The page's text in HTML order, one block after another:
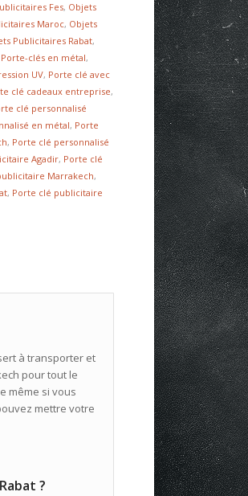
Fes, Objets
Maroc, Objets
Publicitaires Rabat,
Porte-clés en métal,
UV, Porte clé avec
clé cadeaux entreprise,
clé personnalisé
en métal, Porte
, Porte clé personnalisé
Agadir, Porte clé
Marrakech,
, Porte clé publicitaire
à transporter et
pour tout le
même si vous
mettre votre
?